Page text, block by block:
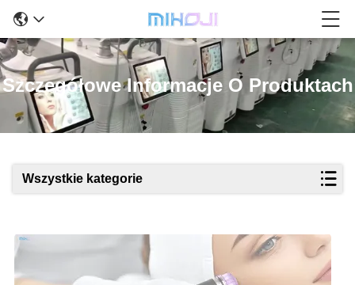
Szczegółowe Informacje O Produktach
Wszystkie kategorie